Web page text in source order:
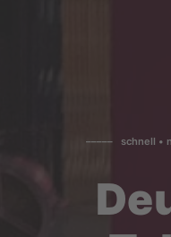
––––– schnell •